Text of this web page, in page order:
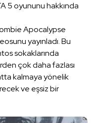
5 oyununu hakkında
Apocalypse
yayınladı. Bu
sokaklarında
çok daha fazlası
kalmaya yönelik
ve eşsiz bir